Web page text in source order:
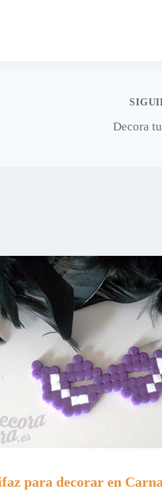
Decora
para decorar en